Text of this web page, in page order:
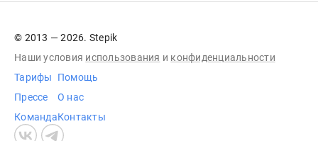
© 2013 — 2026. Stepik
Наши условия использования и конфиденциальности
Тарифы
Прессе
Команда
Помощь
О нас
Контакты